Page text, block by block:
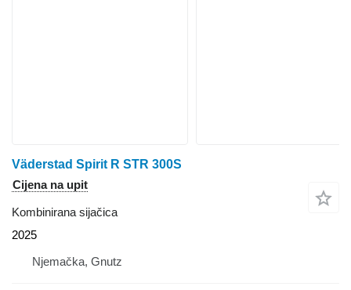
Väderstad Spirit R STR 300S
Cijena na upit
Kombinirana sijačica
2025
Njemačka, Gnutz